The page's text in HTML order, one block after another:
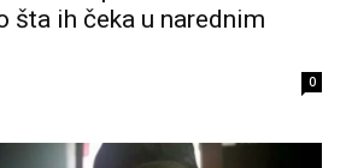
šta ih čeka u narednim
0